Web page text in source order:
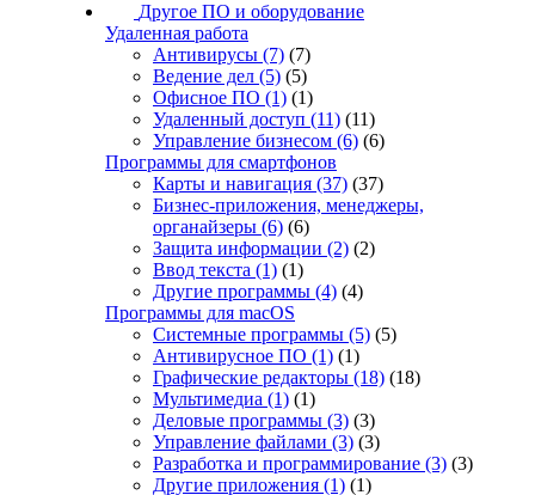
Другое ПО и оборудование
Удаленная работа
Антивирусы (7) (7)
Ведение дел (5) (5)
Офисное ПО (1) (1)
Удаленный доступ (11) (11)
Управление бизнесом (6) (6)
Программы для смартфонов
Карты и навигация (37) (37)
Бизнес-приложения, менеджеры,
органайзеры (6) (6)
Защита информации (2) (2)
Ввод текста (1) (1)
Другие программы (4) (4)
Программы для macOS
Системные программы (5) (5)
Антивирусное ПО (1) (1)
Графические редакторы (18) (18)
Мультимедиа (1) (1)
Деловые программы (3) (3)
Управление файлами (3) (3)
Разработка и программирование (3) (3)
Другие приложения (1) (1)